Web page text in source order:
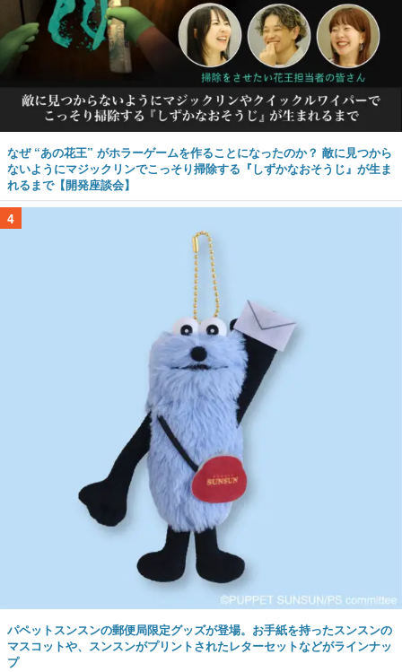
なぜ “あの花王” がホラーゲームを作ることになったのか？ 敵に見つから
ないようにマジックリンでこっそり掃除する『しずかなおそうじ』が生ま
れるまで【開発座談会】
4
パペットスンスンの郵便局限定グッズが登場。お手紙を持ったスンスンの
マスコットや、スンスンがプリントされたレターセットなどがラインナッ
プ